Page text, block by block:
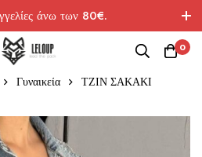
άνω των 80€.
0
Γυναικεία ΤΖΙΝ ΣΑΚΑΚΙ